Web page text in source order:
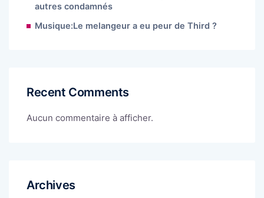
autres condamnés
Musique:Le melangeur a eu peur de Third ?
Recent Comments
Aucun commentaire à afficher.
Archives